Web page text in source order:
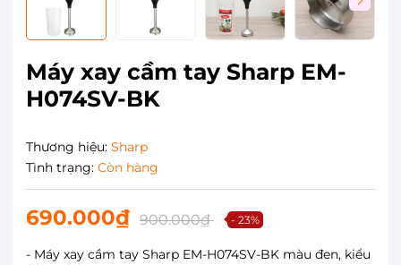
Máy xay cầm tay Sharp EM-
H074SV-BK
Thương hiệu: Sharp
Tình trạng: Còn hàng
690.000₫ 900.000₫ - 23%
- Máy xay cầm tay Sharp EM-H074SV-BK màu đen, kiểu